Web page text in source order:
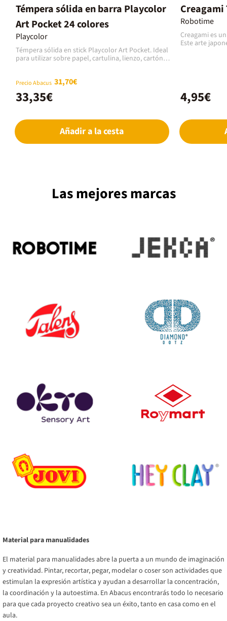
Témpera sólida en barra Playcolor
Art Pocket 24 colores
Playcolor
Témpera sólida en stick Playcolor Art Pocket. Ideal
para utilizar sobre papel, cartulina, lienzo, cartón,
necesita barniz. Gran poder cubriente. Secado
rápido. No arrugue el papel. Sin disolventes. Caja
de 24 barras de colores de 5 gramos.
Precio Abacus 31,70€
33,35€
Añadir a la cesta
Creagami
Robotime
Creagami es
Este arte
concentración
esculturas
colores, cada
guías
módulos
4,95€
Las mejores marcas
Material para manualidades
El material para manualidades abre la puerta a un mundo de imaginación
y creatividad. Pintar, recortar, pegar, modelar o coser son actividades que
estimulan la expresión artística y ayudan a desarrollar la concentración,
la coordinación y la autoestima. En Abacus encontrarás todo lo necesario
para que cada proyecto creativo sea un éxito, tanto en casa como en el
aula.